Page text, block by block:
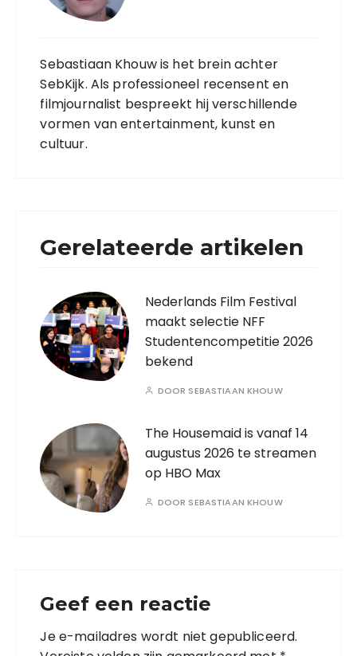
Sebastiaan Khouw is het brein achter
SebKijk. Als professioneel recensent en
filmjournalist bespreekt hij verschillende
vormen van entertainment, kunst en
cultuur.
Gerelateerde artikelen
Nederlands Film Festival
maakt selectie NFF
Studentencompetitie 2026
bekend
DOOR SEBASTIAAN KHOUW
The Housemaid is vanaf 14
augustus 2026 te streamen
op HBO Max
DOOR SEBASTIAAN KHOUW
Geef een reactie
Je e-mailadres wordt niet gepubliceerd.